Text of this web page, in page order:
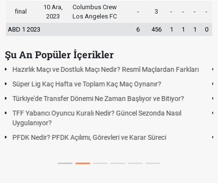
final
10 Ara,
2023
Columbus Crew
Los Angeles FC
- 3 - - - -
ABD 1 2023 6 456 1 1 1 0
Şu An Popüler İçerikler
Farkları
Puan Durumunda AG, OM ve Diğer Kısaltmalar Ne
Skor Ne Demek? Sporda Skor ve Sonuç Kavramları
Futbol Nasıl Oynanır? Temel Futbol Kuralları
Deplasman Golü Kuralı Nedir? Hangi
DGS Sonuçları Ne Zaman Açıklanacak 2026? ÖSYM